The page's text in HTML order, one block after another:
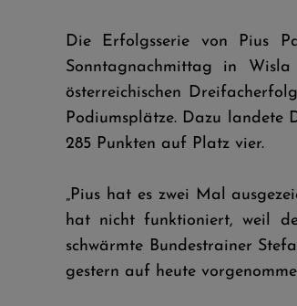
Die Erfolgsserie von Pius
Sonntagnachmittag in
österreichischen
Podiumsplätze. Dazu landete
285 Punkten auf Platz vier.
„Pius hat es zwei Mal
hat nicht funktioniert, weil
schwärmte Bundestrainer
gestern auf heute